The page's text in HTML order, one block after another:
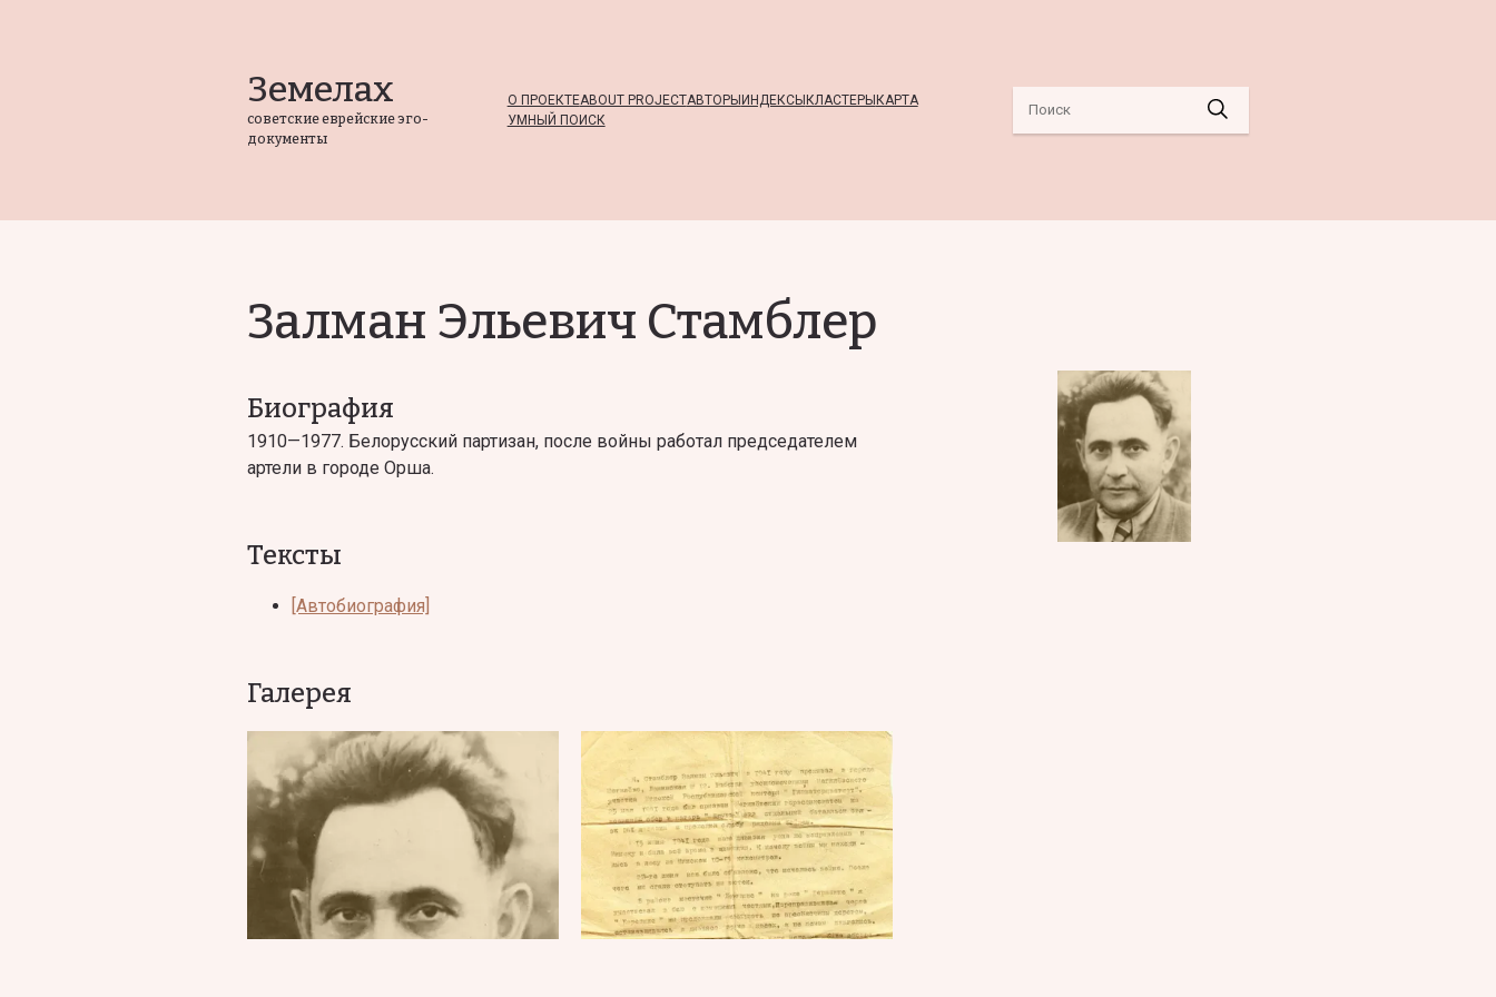
Земелах
советские еврейские эго-
документы
О ПРОЕКТЕABOUT PROJECTАВТОРЫ ИНДЕКСЫ КЛАСТЕРЫ КАРТА
УМНЫЙ ПОИСК
Залман Эльевич Стамблер
Биография
1910—1977. Белорусский партизан, после войны работал председателем
артели в городе Орша.
Тексты
[Автобиография]
Галерея